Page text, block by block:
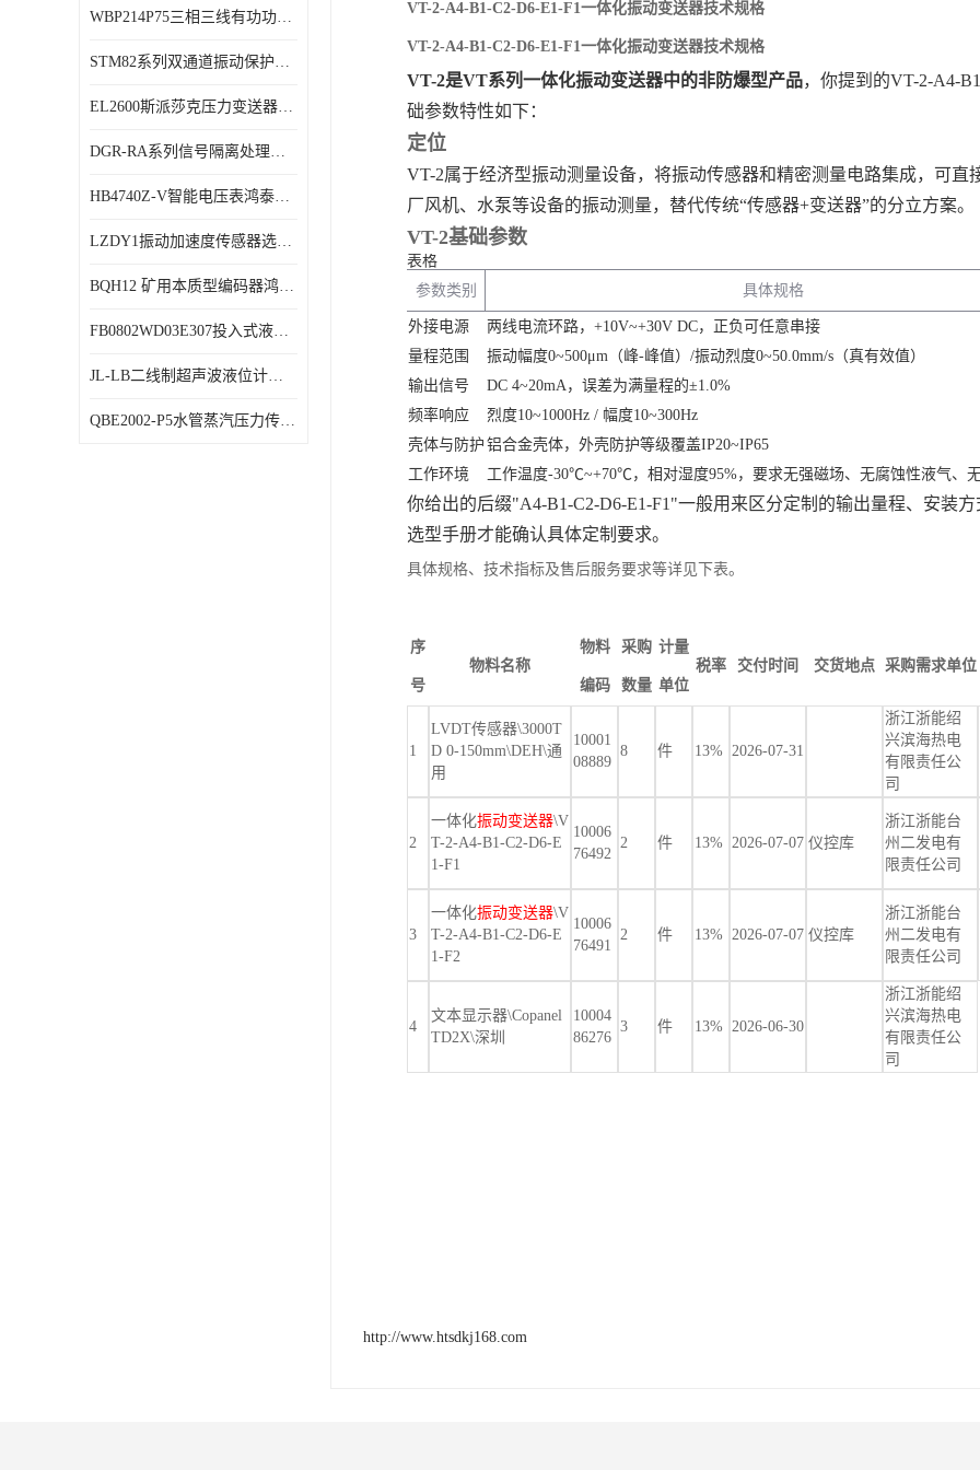
特殊用处传感器
特殊用途变送器
WBP214P75三相三线有功功率传感器鸿泰顺达产品稳定性好
STM82系列双通道振动保护表鸿泰产品技术规格
EL2600斯派莎克压力变送器技术规格
DGR-RA系列信号隔离处理器鸿泰产品技术规格
HB4740Z-V智能电压表鸿泰产品外形美观大方
LZDY1振动加速度传感器选型资料
BQH12 矿用本质型编码器鸿泰产品实物展示
FB0802WD03E307投入式液位计鸿泰产品选型参数
JL-LB二线制超声波液位计鸿泰产品外形美观大方
QBE2002-P5水管蒸汽压力传感器西门子产品技术规格
VT-2-A4-B1-C2-D6-E1-F1一体化振动变送器技术规格
VT-2-A4-B1-C2-D6-E1-F1一体化振动变送器技术规格
VT-2是VT系列一体化振动变送器中的非防爆型产品，你提到的VT-2-A4-
础参数特性如下：
定位
VT-2属于经济型振动测量设备，将振动传感器和精密测量电路集成，可直
厂风机、水泵等设备的振动测量，替代传统“传感器+变送器”的分立方案。
VT-2基础参数
表格
参数类别
具体规格
外接电源
两线电流环路，+10V~+30V DC，正负可任意串接
量程范围
振动幅度0~500μm（峰-峰值）/振动烈度0~50.0mm/s（真有效值）
输出信号
DC 4~20mA，误差为满量程的±1.0%
频率响应
烈度10~1000Hz / 幅度10~300Hz
壳体与防护 铝合金壳体，外壳防护等级覆盖IP20~IP65
工作环境
工作温度-30℃~+70℃，相对湿度95%，要求无强磁场、无腐蚀性液气、
你给出的后缀"A4-B1-C2-D6-E1-F1"一般用来区分定制的输出量程、安装
选型手册才能确认具体定制要求。
具体规格、技术指标及售后服务要求等详见下表。
序
号
物料名称
物料
编码
采购
数量
计量
单位
税率 交付时间 交货地点 采购需求单位
1
LVDT传感器\3000T
D 0-150mm\DEH\通
用
10001
08889
8 件 13% 2026-07-31
浙江浙能绍
兴滨海热电
有限责任公
司
2
一体化振动变送器\V
T-2-A4-B1-C2-D6-E
1-F1
10006
76492
2 件 13% 2026-07-07 仪控库
浙江浙能台
州二发电有
限责任公司
3
一体化振动变送器\V
T-2-A4-B1-C2-D6-E
1-F2
10006
76491
2 件 13% 2026-07-07 仪控库
浙江浙能台
州二发电有
限责任公司
4
文本显示器\Copanel
TD2X\深圳
10004
86276
3 件 13% 2026-06-30
浙江浙能绍
兴滨海热电
有限责任公
司
http://www.htsdkj168.com